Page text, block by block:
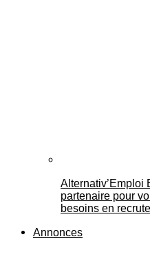
Alternativ’Emploi
partenaire pour
besoins en
Annonces